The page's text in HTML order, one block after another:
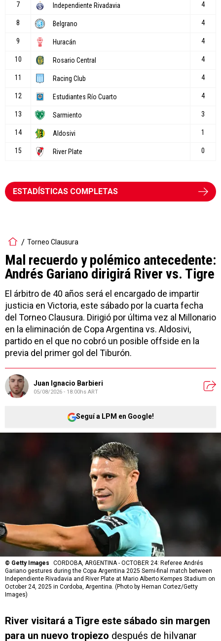
ESTADÍSTICAS COMPLETAS
Torneo Clausura
Mal recuerdo y polémico antecedente:
Andrés Gariano dirigirá River vs. Tigre
El árbitro de 40 años será el encargado de impartir
justicia en Victoria, este sábado por la cuarta fecha
del Torneo Clausura. Dirigió por última vez al Millonario
en la eliminación de Copa Argentina vs. Aldosivi,
partido en el que no cobró un posible offside en la
previa del primer gol del Tiburón.
Juan Ignacio Barbieri
05/08/2026 - 18:00hs ART
Seguí a LPM en Google!
© Getty Images
CORDOBA, ARGENTINA - OCTOBER 24: Referee Andrés
Gariano gestures during the Copa Argentina 2025 Semi-final match between
Independiente Rivadavia and River Plate at Mario Alberto Kempes Stadium on
October 24, 2025 in Cordoba, Argentina. (Photo by Hernan Cortez/Getty
Images)
River visitará a Tigre este sábado sin margen
para un nuevo tropiezo después de hilvanar